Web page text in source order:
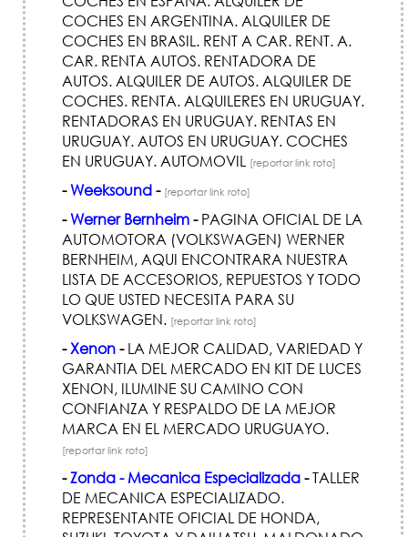
COCHES EN ARGENTINA. ALQUILER DE
COCHES EN BRASIL. RENT A CAR. RENT. A.
CAR. RENTA AUTOS. RENTADORA DE
AUTOS. ALQUILER DE AUTOS. ALQUILER DE
COCHES. RENTA. ALQUILERES EN URUGUAY.
RENTADORAS EN URUGUAY. RENTAS EN
URUGUAY. AUTOS EN URUGUAY. COCHES
EN URUGUAY. AUTOMOVIL [reportar link roto]
-Weeksound- [reportar link roto]
-Werner Bernheim-PAGINA OFICIAL DE LA
AUTOMOTORA (VOLKSWAGEN) WERNER
BERNHEIM, AQUI ENCONTRARA NUESTRA
LISTA DE ACCESORIOS, REPUESTOS Y TODO
LO QUE USTED NECESITA PARA SU
VOLKSWAGEN. [reportar link roto]
-Xenon-LA MEJOR CALIDAD, VARIEDAD Y
GARANTIA DEL MERCADO EN KIT DE LUCES
XENON, ILUMINE SU CAMINO CON
CONFIANZA Y RESPALDO DE LA MEJOR
MARCA EN EL MERCADO URUGUAYO.
[reportar link roto]
-Zonda - Mecanica Especializada-TALLER
DE MECANICA ESPECIALIZADO.
REPRESENTANTE OFICIAL DE HONDA,